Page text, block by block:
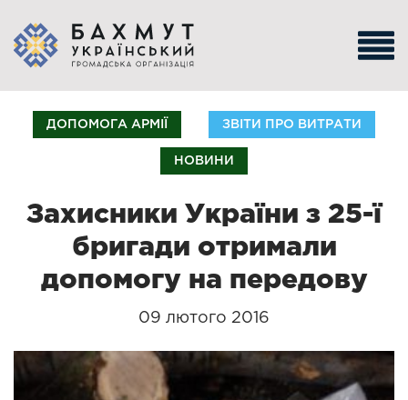
ДОПОМОГА АРМІЇ ЗВІТИ ПРО ВИТРАТИ
НОВИНИ
Захисники України з 25-ї
бригади отримали
допомогу на передову
09 лютого 2016